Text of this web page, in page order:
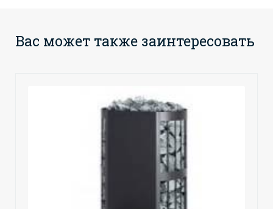
Вас может также заинтересовать